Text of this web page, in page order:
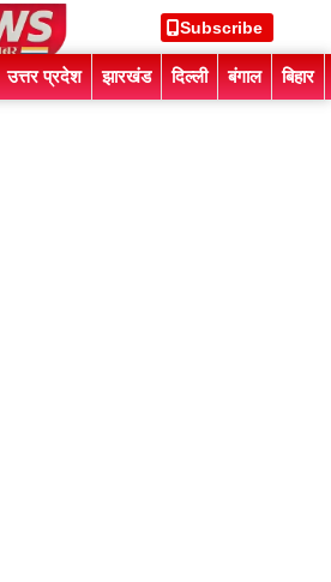
Subscribe
उत्तर प्रदेश झारखंड दिल्ली बंगाल बिहार